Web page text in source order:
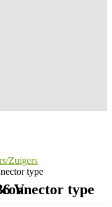
Zuigers
type
connector type